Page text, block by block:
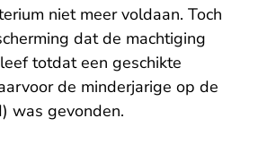
niet meer voldaan. Toch
dat de machtiging
totdat een geschikte
de minderjarige op de
was gevonden.